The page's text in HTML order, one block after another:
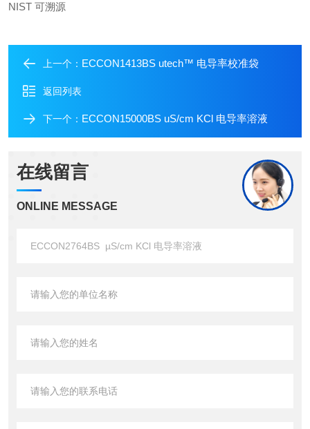
NIST 可溯源
上一个： ECCON1413BS utech™ 电导率校准袋
返回列表
下一个： ECCON15000BS uS/cm KCl 电导率溶液
在线留言
ONLINE MESSAGE